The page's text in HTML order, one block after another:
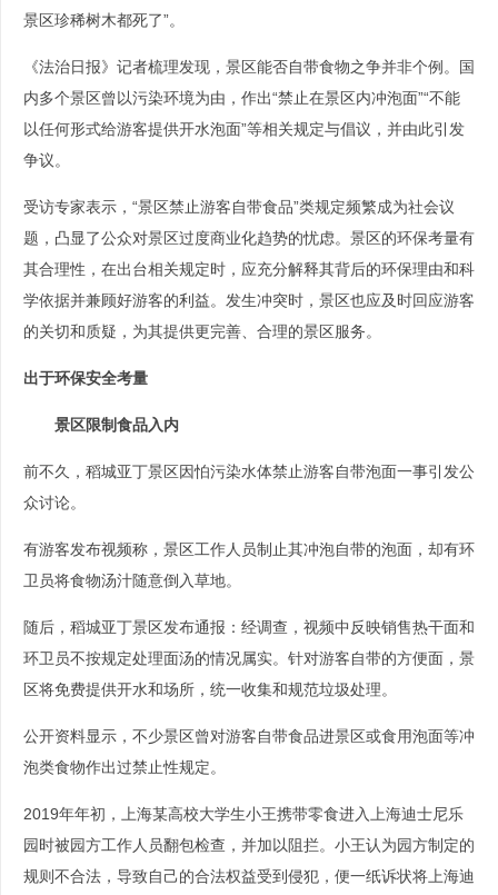
景区珍稀树木都死了”。
《法治日报》记者梳理发现，景区能否自带食物之争并非个例。国
内多个景区曾以污染环境为由，作出“禁止在景区内冲泡面”“不能
以任何形式给游客提供开水泡面”等相关规定与倡议，并由此引发
争议。
受访专家表示，“景区禁止游客自带食品”类规定频繁成为社会议
题，凸显了公众对景区过度商业化趋势的忧虑。景区的环保考量有
其合理性，在出台相关规定时，应充分解释其背后的环保理由和科
学依据并兼顾好游客的利益。发生冲突时，景区也应及时回应游客
的关切和质疑，为其提供更完善、合理的景区服务。
出于环保安全考量
景区限制食品入内
前不久，稻城亚丁景区因怕污染水体禁止游客自带泡面一事引发公
众讨论。
有游客发布视频称，景区工作人员制止其冲泡自带的泡面，却有环
卫员将食物汤汁随意倒入草地。
随后，稻城亚丁景区发布通报：经调查，视频中反映销售热干面和
环卫员不按规定处理面汤的情况属实。针对游客自带的方便面，景
区将免费提供开水和场所，统一收集和规范垃圾处理。
公开资料显示，不少景区曾对游客自带食品进景区或食用泡面等冲
泡类食物作出过禁止性规定。
2019年年初，上海某高校大学生小王携带零食进入上海迪士尼乐
园时被园方工作人员翻包检查，并加以阻拦。小王认为园方制定的
规则不合法，导致自己的合法权益受到侵犯，便一纸诉状将上海迪